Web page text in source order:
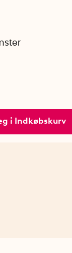
i Indkøbskurv